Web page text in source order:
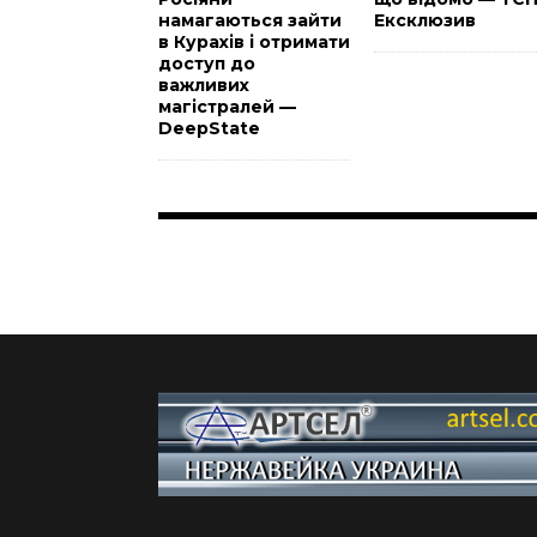
намагаються зайти
в Курахів і отримати
доступ до
важливих
магістралей —
DeepState
Ексклюзив